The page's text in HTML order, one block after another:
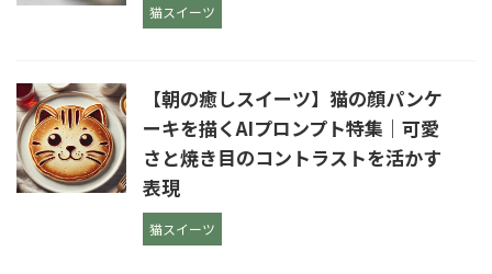
猫スイーツ
【朝の癒しスイーツ】猫の顔パンケ
ーキを描くAIプロンプト特集｜可愛
さと焼き目のコントラストを活かす
表現
猫スイーツ